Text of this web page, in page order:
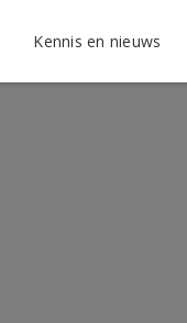
Kennis en nieuws